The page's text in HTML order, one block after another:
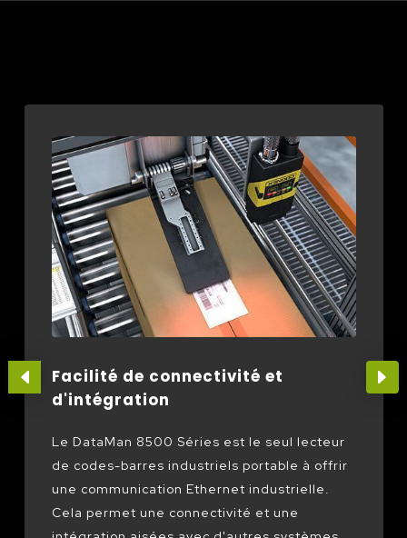
Facilité de connectivité et
d'intégration
Le DataMan 8500 Séries est le seul lecteur
de codes-barres industriels portable à offrir
une communication Ethernet industrielle.
Cela permet une connectivité et une